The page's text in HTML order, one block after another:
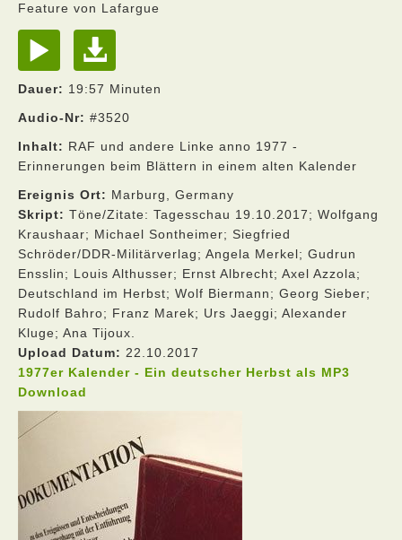
Feature von Lafargue
Dauer: 19:57 Minuten
Audio-Nr: #3520
Inhalt: RAF und andere Linke anno 1977 -
Erinnerungen beim Blättern in einem alten Kalender
Ereignis Ort: Marburg, Germany
Skript: Töne/Zitate: Tagesschau 19.10.2017; Wolfgang
Kraushaar; Michael Sontheimer; Siegfried
Schröder/DDR-Militärverlag; Angela Merkel; Gudrun
Ensslin; Louis Althusser; Ernst Albrecht; Axel Azzola;
Deutschland im Herbst; Wolf Biermann; Georg Sieber;
Rudolf Bahro; Franz Marek; Urs Jaeggi; Alexander
Kluge; Ana Tijoux.
Upload Datum: 22.10.2017
1977er Kalender - Ein deutscher Herbst als MP3
Download